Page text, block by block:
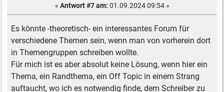
« Antwort #7 am: 01.09.2024 09:54 »
Es könnte -theoretisch- ein interessantes Forum für
verschiedene Themen sein, wenn man von vorherein dort
in Themengruppen schreiben wollte.
Für mich ist es aber absolut keine Lösung, wenn hier ein
Thema, ein Randthema, ein Off Topic in einem Strang
auftaucht, wo ich es notwendig finde, dem Schreiber zu